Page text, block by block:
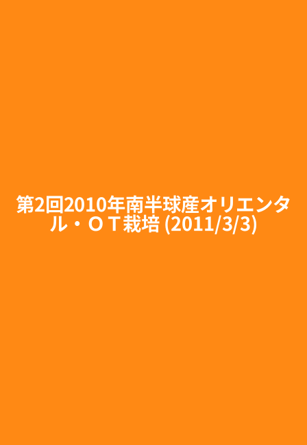
第2回2010年南半球産オリエンタ
ル・ＯＴ栽培 (2011/3/3)